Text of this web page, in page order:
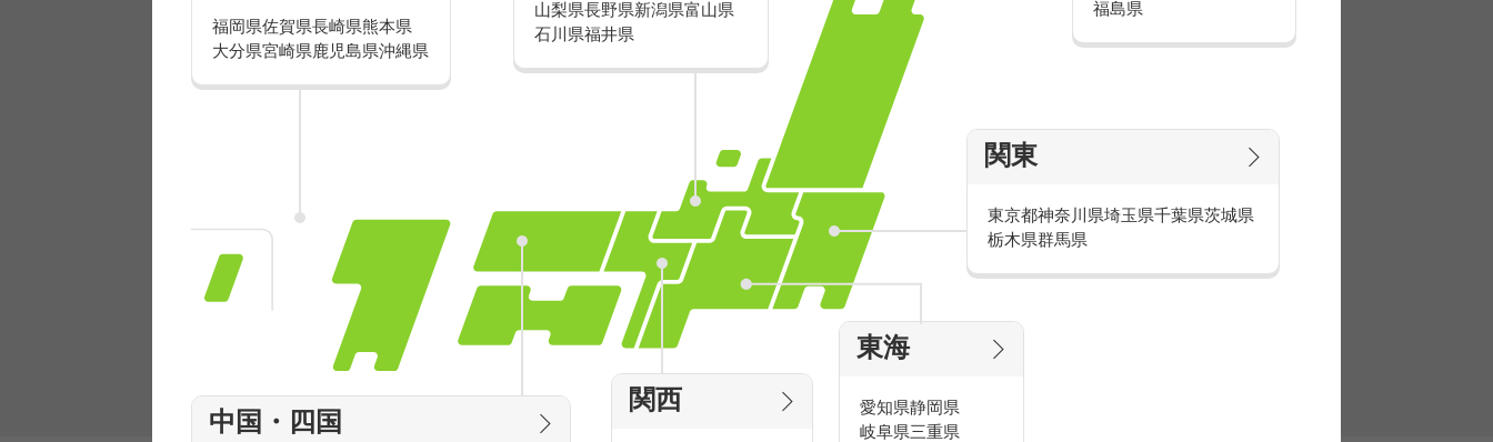
福島県
関東
東京都神奈川県埼玉県千葉県茨城県
栃木県群馬県
東海
愛知県静岡県
岐阜県三重県
関西
中国・四国
福岡県佐賀県長崎県熊本県
大分県宮崎県鹿児島県沖縄県
山梨県長野県新潟県富山県
石川県福井県
派遣・アルバイトのおすすめ求人特集
有名ブランドで楽しく働こう
人気を誇るブランドで 販売&店舗運営スタッ
フ積極採用中！
家電量販店の派遣・バイト求人
家電量販店で働くメリットをご紹介！
官庁・官公庁のお仕事とは